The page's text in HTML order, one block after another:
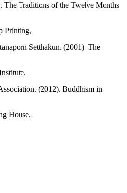
The Traditions of the Twelve Months
Printing,
Setthakun. (2001). The
(2012). Buddhism in
House.